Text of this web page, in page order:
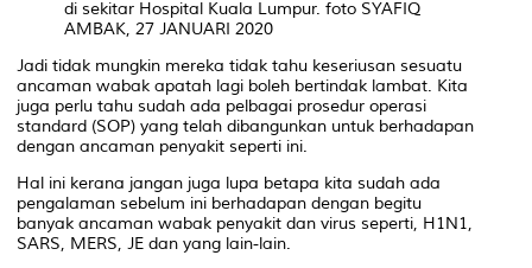
di sekitar Hospital Kuala Lumpur. foto SYAFIQ
AMBAK, 27 JANUARI 2020
Jadi tidak mungkin mereka tidak tahu keseriusan sesuatu
ancaman wabak apatah lagi boleh bertindak lambat. Kita
juga perlu tahu sudah ada pelbagai prosedur operasi
standard (SOP) yang telah dibangunkan untuk berhadapan
dengan ancaman penyakit seperti ini.
Hal ini kerana jangan juga lupa betapa kita sudah ada
pengalaman sebelum ini berhadapan dengan begitu
banyak ancaman wabak penyakit dan virus seperti, H1N1,
SARS, MERS, JE dan yang lain-lain.